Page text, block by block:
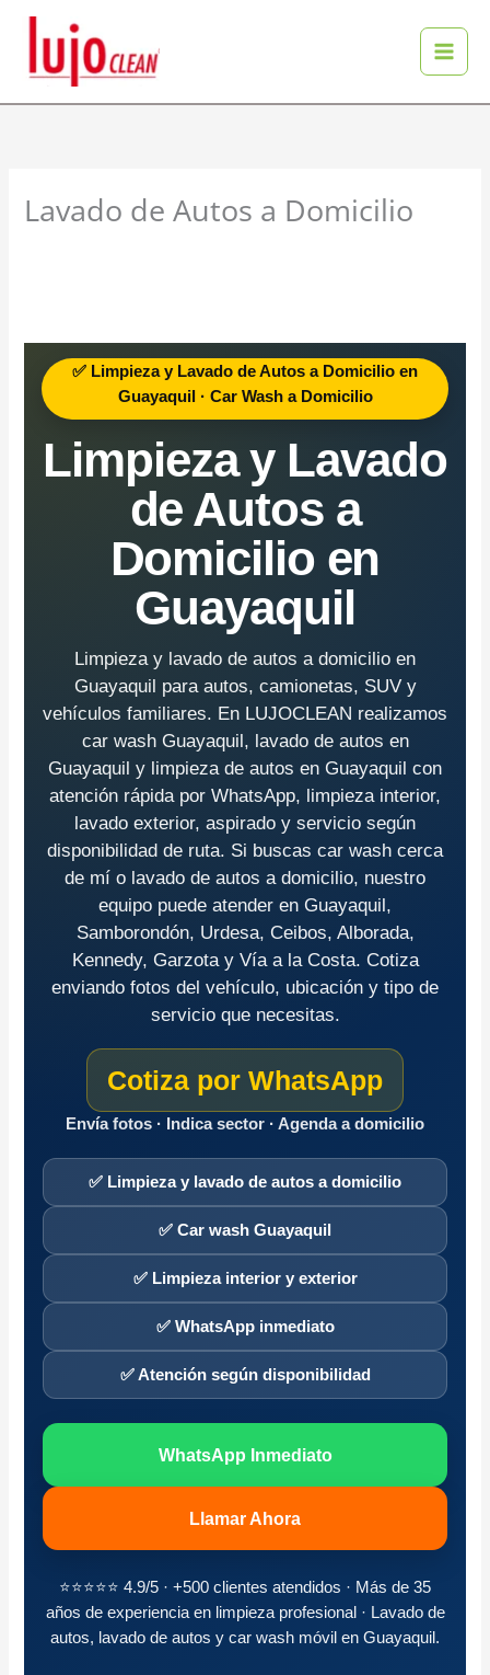
contenido
Lavado de Autos a Domicilio
✅ Limpieza y Lavado de Autos a Domicilio en
Guayaquil · Car Wash a Domicilio
Limpieza y Lavado
de Autos a
Domicilio en
Guayaquil
Limpieza y lavado de autos a domicilio en
Guayaquil para autos, camionetas, SUV y
vehículos familiares. En LUJOCLEAN realizamos
car wash Guayaquil, lavado de autos en
Guayaquil y limpieza de autos en Guayaquil con
atención rápida por WhatsApp, limpieza interior,
lavado exterior, aspirado y servicio según
disponibilidad de ruta. Si buscas car wash cerca
de mí o lavado de autos a domicilio, nuestro
equipo puede atender en Guayaquil,
Samborondón, Urdesa, Ceibos, Alborada,
Kennedy, Garzota y Vía a la Costa. Cotiza
enviando fotos del vehículo, ubicación y tipo de
servicio que necesitas.
Cotiza por WhatsApp
Envía fotos · Indica sector · Agenda a domicilio
✅ Limpieza y lavado de autos a domicilio
✅ Car wash Guayaquil
✅ Limpieza interior y exterior
✅ WhatsApp inmediato
✅ Atención según disponibilidad
WhatsApp Inmediato
Llamar Ahora
⭐⭐⭐⭐⭐ 4.9/5 · +500 clientes atendidos · Más de 35
años de experiencia en limpieza profesional · Lavado de
autos, lavado de autos y car wash móvil en Guayaquil.